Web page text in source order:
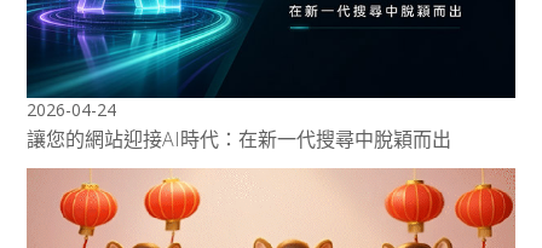
2026-04-24
讓您的網站迎接AI時代：在新一代搜尋中脫穎而出